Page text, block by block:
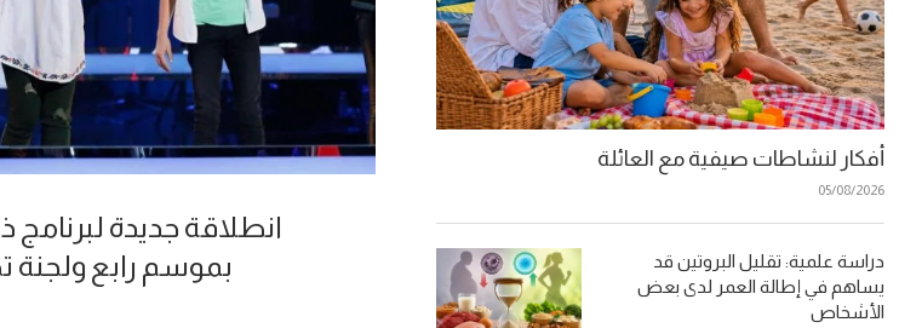
انطلاقة جديدة لبرنامج
بموسم رابع ولجنة
أفكار لنشاطات صيفية مع العائلة
05/08/2026
دراسة علمية: تقليل البروتين قد
يساهم في إطالة العمر لدى بعض
الأشخاص